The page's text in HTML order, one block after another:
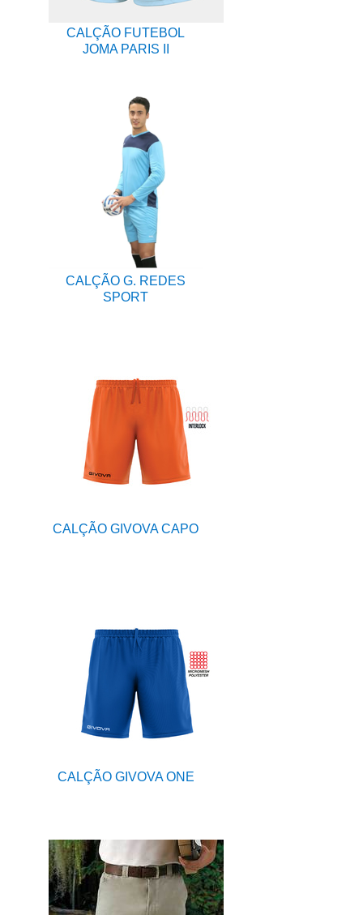
CALÇÃO FUTEBOL
JOMA PARIS II
CALÇÃO G. REDES
SPORT
CALÇÃO GIVOVA CAPO
CALÇÃO GIVOVA ONE